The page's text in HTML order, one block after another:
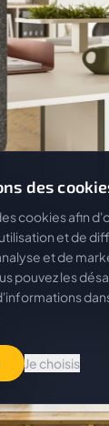
LO
des
cookies afin
et de
et de
pouvez les
Je choisis